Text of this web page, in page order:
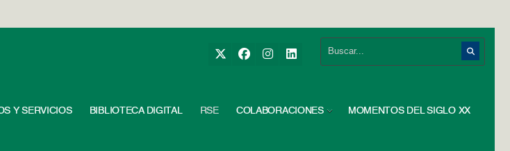
Y SERVICIOS BIBLIOTECA DIGITAL RSE COLABORACIONES MOMENTOS DEL SIGLO XX